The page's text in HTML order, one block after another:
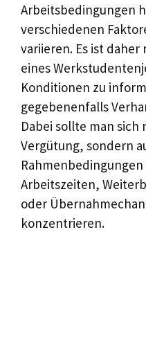
Arbeitsbedingungen
verschiedenen
variieren. Es ist daher
eines
Konditionen zu
gegebenenfalls
Dabei sollte man sich
Vergütung, sondern
Arbeitszeiten,
oder
konzentrieren.